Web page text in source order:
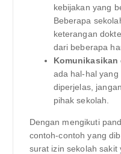
kebijakan yang
Beberapa
keterangan
dari beberapa
Komunikasikan
ada hal-hal
diperjelas,
pihak sekolah.
Dengan mengikuti
contoh-contoh yang
surat izin sekolah sakit